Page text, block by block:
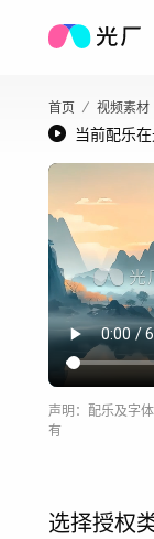
首页 视频素材
当前配乐
声明：配乐及字
有
选择授权